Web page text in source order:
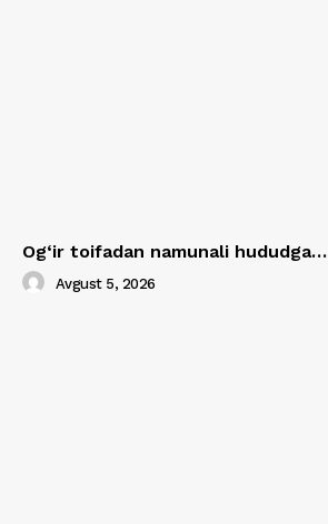
Og‘ir toifadan namunali hududga…
Avgust 5, 2026